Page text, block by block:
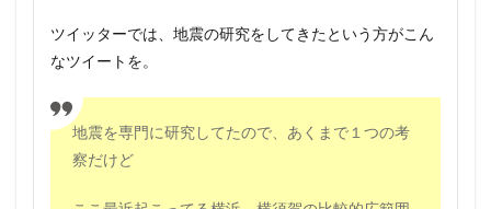
ツイッターでは、地震の研究をしてきたという方がこん
なツイートを。
地震を専門に研究してたので、あくまで１つの考
察だけど